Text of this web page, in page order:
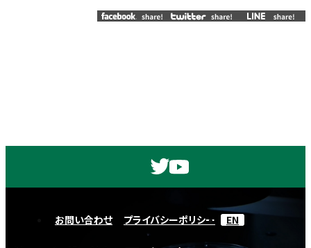
お問い合わせ プライバシーポリシー EN